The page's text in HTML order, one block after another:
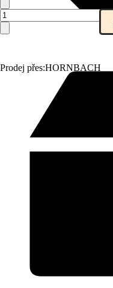
Prodej přes:HORNBACH